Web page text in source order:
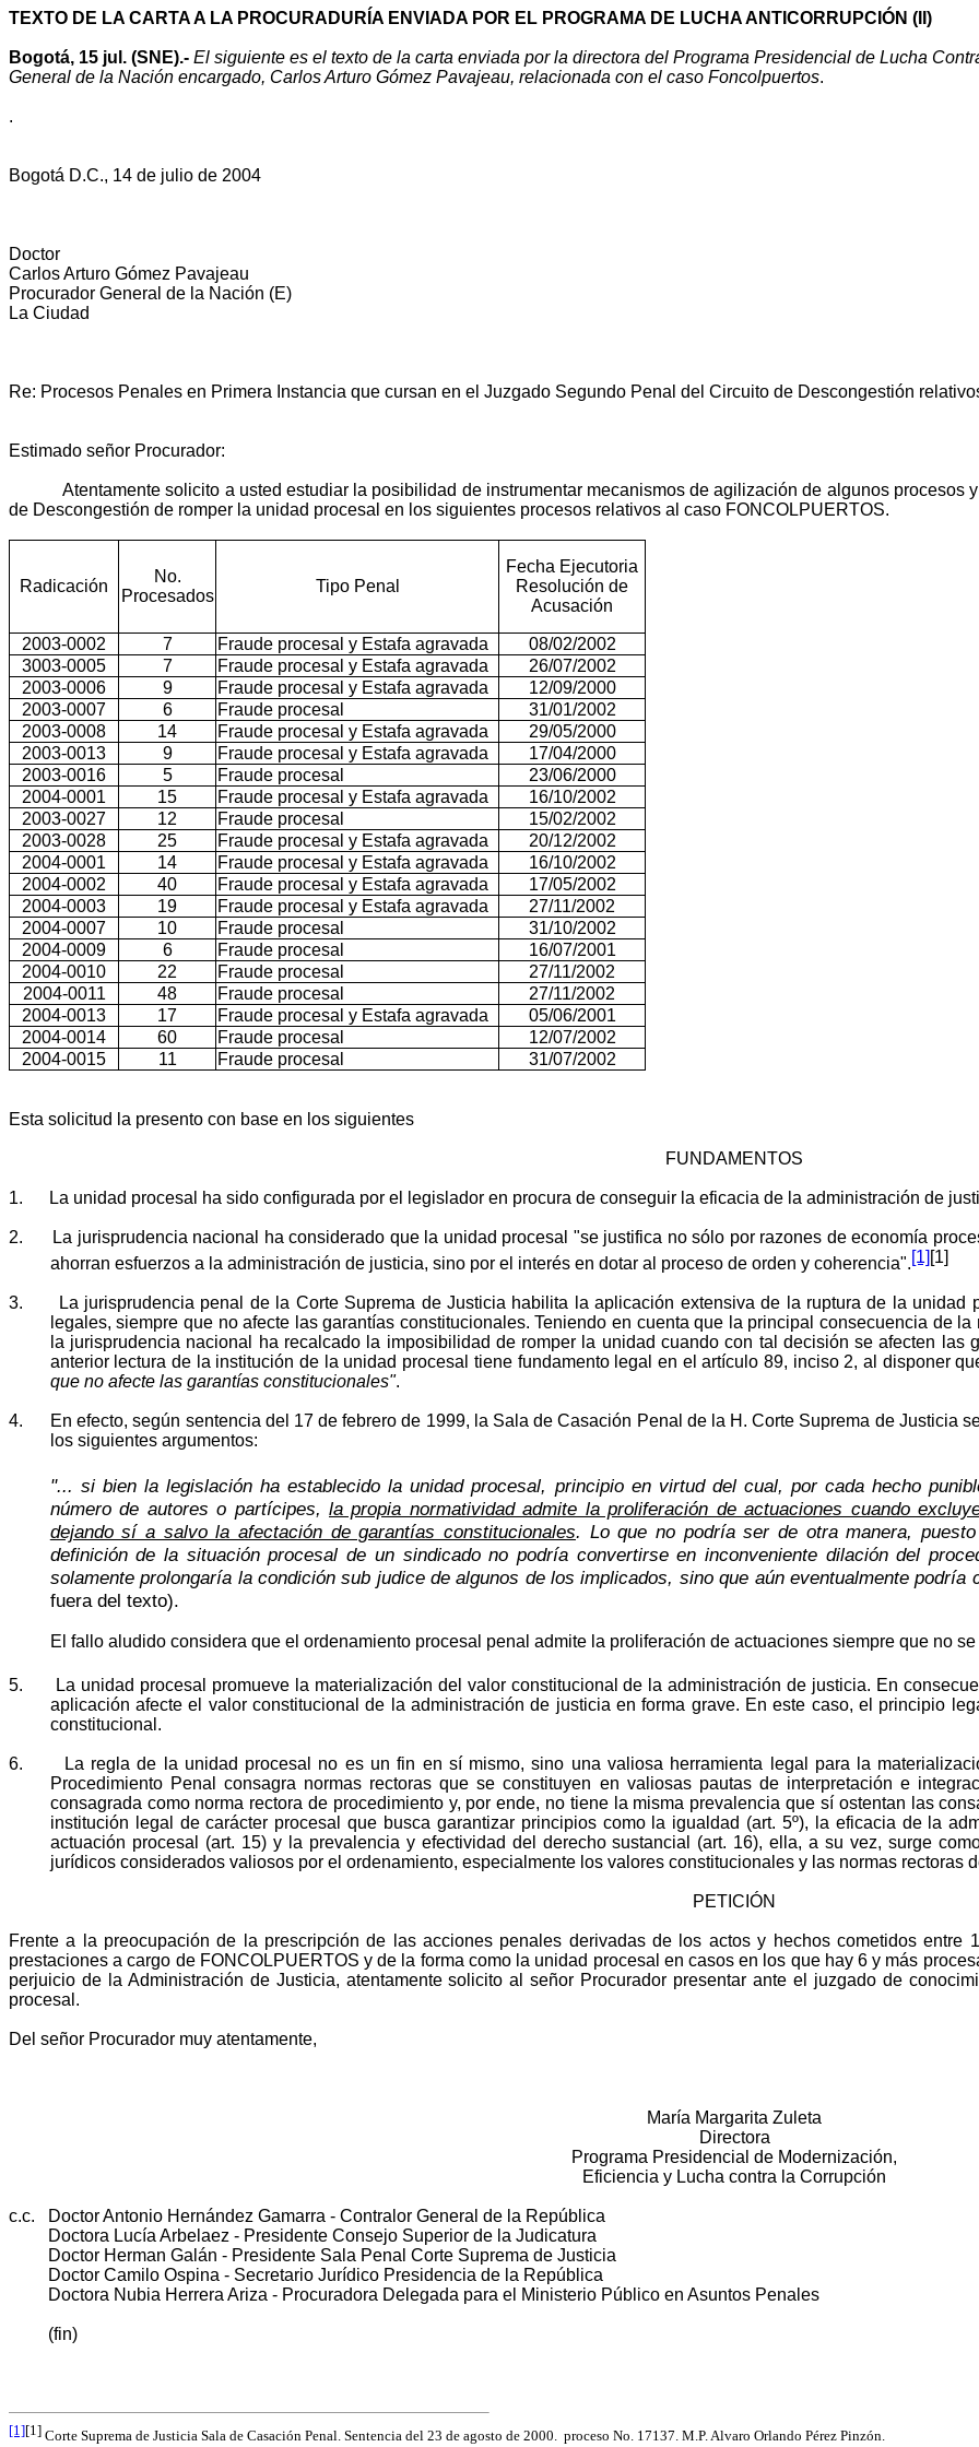
TEXTO DE LA CARTA A LA PROCURADURÍA ENVIADA POR EL PROGRAMA DE LUCHA ANTICORRUPCIÓN (II)
Bogotá, 15 jul. (SNE).- El siguiente es el texto de la carta enviada por la directora del Programa Presidencial de Lucha
General de la Nación encargado, Carlos Arturo Gómez Pavajeau, relacionada con el caso Foncolpuertos.
.
Bogotá D.C., 14 de julio de 2004
Doctor
Carlos Arturo Gómez Pavajeau
Procurador General de la Nación (E)
La Ciudad
Re: Procesos Penales en Primera Instancia que cursan en el Juzgado Segundo Penal del Circuito de Descongestión
Estimado señor Procurador:
Atentamente solicito a usted estudiar la posibilidad de instrumentar mecanismos de agilización de algunos
de Descongestión de romper la unidad procesal en los siguientes procesos relativos al caso FONCOLPUERTOS.
Radicación
No.
Procesados
Tipo Penal
Fecha Ejecutoria
Resolución de
Acusación
2003-0002 7 Fraude procesal y Estafa agravada
08/02/2002
3003-0005
7 Fraude procesal y Estafa agravada
26/07/2002
2003-0006
9 Fraude procesal y Estafa agravada
12/09/2000
2003-0007
6 Fraude procesal
31/01/2002
2003-0008
14 Fraude procesal y Estafa agravada
29/05/2000
2003-0013
9 Fraude procesal y Estafa agravada
17/04/2000
2003-0016
5 Fraude procesal
23/06/2000
2004-0001
15 Fraude procesal y Estafa agravada
16/10/2002
2003-0027
12 Fraude procesal
15/02/2002
2003-0028
25 Fraude procesal y Estafa agravada
20/12/2002
2004-0001
14 Fraude procesal y Estafa agravada
16/10/2002
2004-0002
40 Fraude procesal y Estafa agravada
17/05/2002
2004-0003
19 Fraude procesal y Estafa agravada
27/11/2002
2004-0007
10 Fraude procesal
31/10/2002
2004-0009
6 Fraude procesal
16/07/2001
2004-0010
22 Fraude procesal
27/11/2002
2004-0011
48 Fraude procesal
27/11/2002
2004-0013
17 Fraude procesal y Estafa agravada
05/06/2001
2004-0014
60 Fraude procesal
12/07/2002
2004-0015
11 Fraude procesal 31/07/2002
Esta solicitud la presento con base en los siguientes
FUNDAMENTOS
1. La unidad procesal ha sido configurada por el legislador en procura de conseguir la eficacia de la administración de
2.
La jurisprudencia nacional ha considerado que la unidad procesal "se justifica no sólo por razones de economía
ahorran esfuerzos a la administración de justicia, sino por el interés en dotar al proceso de orden y coherencia".[1] [1]
3.
La jurisprudencia penal de la Corte Suprema de Justicia habilita la aplicación extensiva de la ruptura de la
legales, siempre que no afecte las garantías constitucionales. Teniendo en cuenta que la principal consecuencia de
la jurisprudencia nacional ha recalcado la imposibilidad de romper la unidad cuando con tal decisión se afecten las
anterior lectura de la institución de la unidad procesal tiene fundamento legal en el artículo 89, inciso 2, al disponer
que no afecte las garantías constitucionales".
4.
En efecto, según sentencia del 17 de febrero de 1999, la Sala de Casación Penal de la H. Corte Suprema de Justicia
los siguientes argumentos:
"... si bien la legislación ha establecido la unidad procesal, principio en virtud del cual, por cada hecho
número de autores o partícipes,la propia normatividad admite la proliferación de actuaciones cuando
dejando sí a salvo la afectación de garantías constitucionales. Lo que no podría ser de otra manera,
definición de la situación procesal de un sindicado no podría convertirse en inconveniente dilación del
solamente prolongaría la condición sub judice de algunos de los implicados, sino que aún eventualmente
fuera del texto).
El fallo aludido considera que el ordenamiento procesal penal admite la proliferación de actuaciones siempre que no
5.
La unidad procesal promueve la materialización del valor constitucional de la administración de justicia. En
aplicación afecte el valor constitucional de la administración de justicia en forma grave. En este caso, el principio
constitucional.
6.
La regla de la unidad procesal no es un fin en sí mismo, sino una valiosa herramienta legal para la
Procedimiento Penal consagra normas rectoras que se constituyen en valiosas pautas de interpretación e
consagrada como norma rectora de procedimiento y, por ende, no tiene la misma prevalencia que sí ostentan las
institución legal de carácter procesal que busca garantizar principios como la igualdad (art. 5º), la eficacia de la
actuación procesal (art. 15) y la prevalencia y efectividad del derecho sustancial (art. 16), ella, a su vez, surge
jurídicos considerados valiosos por el ordenamiento, especialmente los valores constitucionales y las normas rectoras
PETICIÓN
Frente a la preocupación de la prescripción de las acciones penales derivadas de los actos y hechos cometidos
prestaciones a cargo de FONCOLPUERTOS y de la forma como la unidad procesal en casos en los que hay 6 y más
perjuicio de la Administración de Justicia, atentamente solicito al señor Procurador presentar ante el juzgado de
procesal.
Del señor Procurador muy atentamente,
María Margarita Zuleta
Directora
Programa Presidencial de Modernización,
Eficiencia y Lucha contra la Corrupción
c.c.
Doctor Antonio Hernández Gamarra - Contralor General de la República
Doctora Lucía Arbelaez - Presidente Consejo Superior de la Judicatura
Doctor Herman Galán - Presidente Sala Penal Corte Suprema de Justicia
Doctor Camilo Ospina - Secretario Jurídico Presidencia de la República
Doctora Nubia Herrera Ariza - Procuradora Delegada para el Ministerio Público en Asuntos Penales
(fin)
[1][1] Corte Suprema de Justicia Sala de Casación Penal. Sentencia del 23 de agosto de 2000. proceso No. 17137. M.P. Alvaro Orlando Pérez Pinzón.